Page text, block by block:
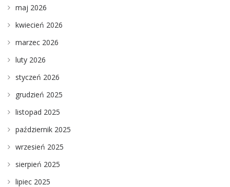
maj 2026
kwiecień 2026
marzec 2026
luty 2026
styczeń 2026
grudzień 2025
listopad 2025
październik 2025
wrzesień 2025
sierpień 2025
lipiec 2025